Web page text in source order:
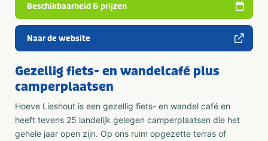
Beschikbaarheid & prijzen
Naar de website
Gezellig fiets- en wandelcafé plus
camperplaatsen
Hoeve Lieshout is een gezellig fiets- en wandel café en
heeft tevens 25 landelijk gelegen camperplaatsen die het
gehele jaar open zijn. Op ons ruim opgezette terras of